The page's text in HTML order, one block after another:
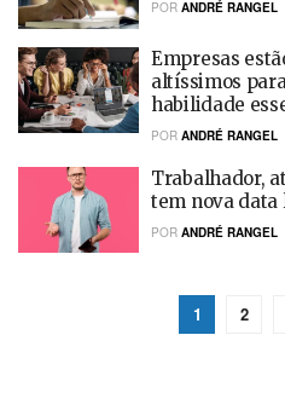
POR ANDRÉ RANGEL
Empresas
altíssimos
habilidade
POR ANDRÉ RANGEL
Trabalhador,
tem nova data
POR ANDRÉ RANGEL
1 2